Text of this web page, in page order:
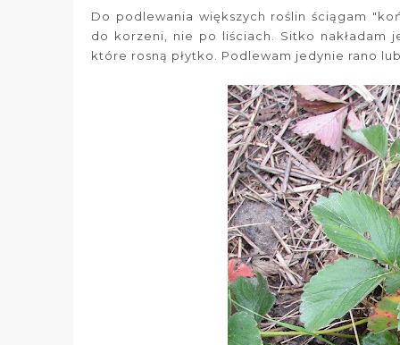
Do podlewania większych roślin ściągam
do korzeni, nie po liściach. Sitko nakładam
które rosną płytko. Podlewam jedynie rano